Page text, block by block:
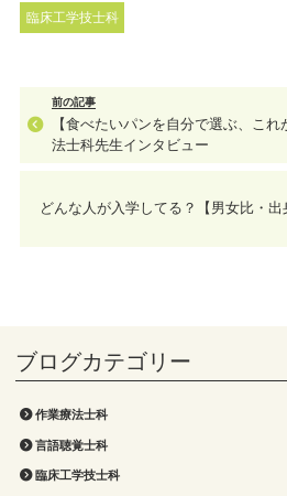
作業療法士科
言語聴覚士科
臨床工学技士科
臨床工学技士科
前の記事
【食べたいパンを自分で選ぶ、こ
法士科先生インタビュー
どんな人が入学してる？【男女比・